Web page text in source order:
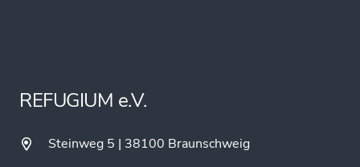
REFUGIUM e.V.
Steinweg 5 | 38100 Braunschweig